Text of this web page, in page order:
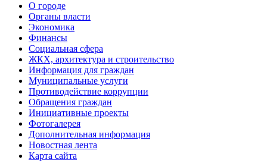
О городе
Органы власти
Экономика
Финансы
Социальная сфера
ЖКХ, архитектура и строительство
Информация для граждан
Муниципальные услуги
Противодействие коррупции
Обращения граждан
Инициативные проекты
Фотогалерея
Дополнительная информация
Новостная лента
Карта сайта